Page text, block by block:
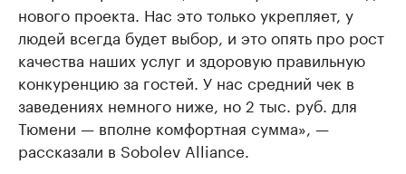
нового проекта. Нас это только укрепляет, у
людей всегда будет выбор, и это опять про рост
качества наших услуг и здоровую правильную
конкуренцию за гостей. У нас средний чек в
заведениях немного ниже, но 2 тыс. руб. для
Тюмени — вполне комфортная сумма», —
рассказали в Sobolev Alliance.